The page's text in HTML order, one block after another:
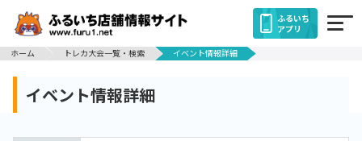
ふるいち
アプリ
ホーム
トレカ大会一覧・検索 イベント情報詳細
イベント情報詳細